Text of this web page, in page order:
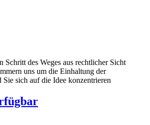
Schritt des Weges aus rechtlicher Sicht
uns um die Einhaltung der
sich auf die Idee konzentrieren